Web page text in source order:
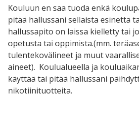
Kouluun en saa tuoda enkä
pitää hallussani sellaista esinettä
hallussapito on laissa kielletty tai
opetusta tai oppimista.(mm.
tulentekovälineet ja muut
aineet). Koulualueella ja
käyttää tai pitää hallussani
nikotiinituotteita.